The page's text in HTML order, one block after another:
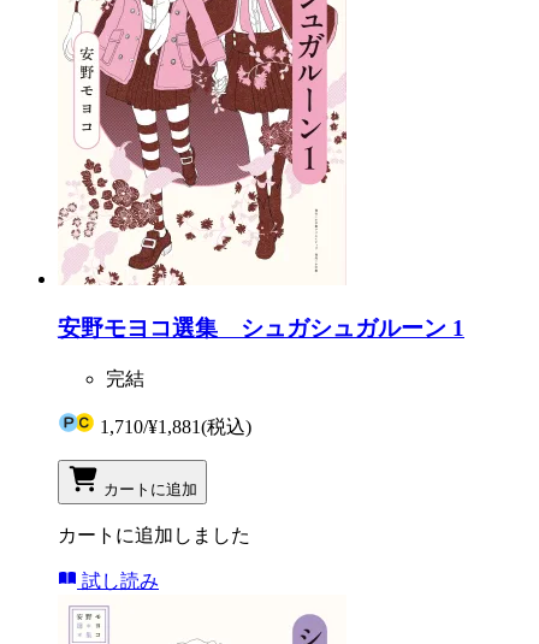
安野モヨコ選集 シュガシュガルーン 1
完結
1,710/¥1,881(税込)
カートに追加
カートに追加しました
試し読み